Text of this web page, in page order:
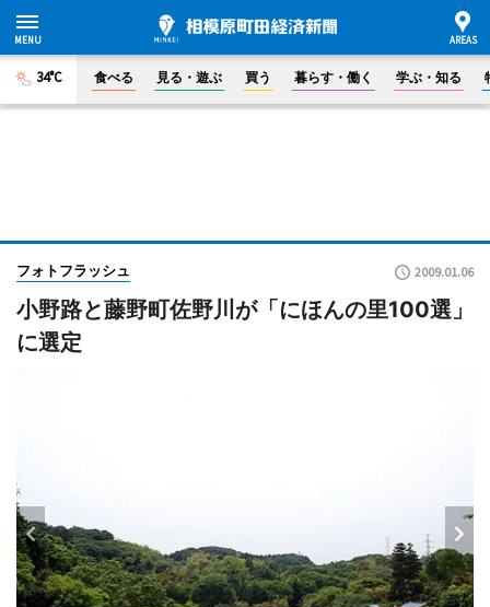
34°C 食べる 見る・遊ぶ 買う 暮らす・働く 学ぶ・知る
フォトフラッシュ 2009.01.06
小野路と藤野町佐野川が「にほんの里100選」
に選定